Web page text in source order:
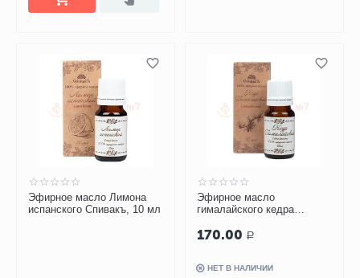
Эфирное масло Лимона
испанского Спивакъ, 10 мл
Эфирное масло
гималайского кедра
170.00 Р
НЕТ В НАЛИЧИИ